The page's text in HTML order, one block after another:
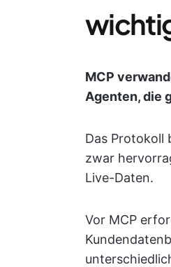
MCP
Agenten, die
Das Protokoll
zwar
Live-Daten.
Vor MCP